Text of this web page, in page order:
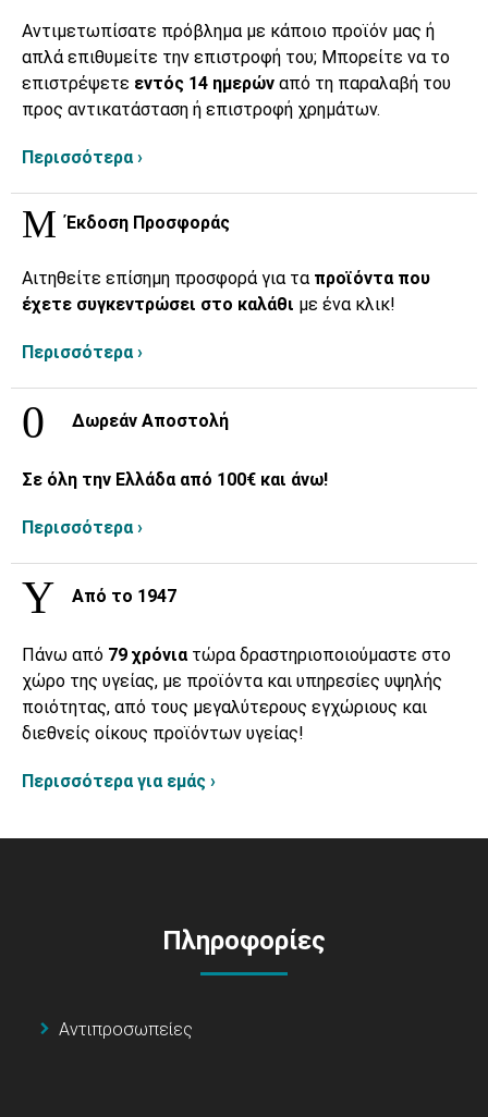
Αντιμετωπίσατε πρόβλημα με κάποιο προϊόν μας ή
απλά επιθυμείτε την επιστροφή του; Μπορείτε να το
επιστρέψετε εντός 14 ημερών από τη παραλαβή του
προς αντικατάσταση ή επιστροφή χρημάτων.
Περισσότερα ›
Έκδοση Προσφοράς
Αιτηθείτε επίσημη προσφορά για τα προϊόντα που
έχετε συγκεντρώσει στο καλάθι με ένα κλικ!
Περισσότερα ›
Δωρεάν Αποστολή
Σε όλη την Ελλάδα από 100€ και άνω!
Περισσότερα ›
Από το 1947
Πάνω από 79 χρόνια τώρα δραστηριοποιούμαστε στο
χώρο της υγείας, με προϊόντα και υπηρεσίες υψηλής
ποιότητας, από τους μεγαλύτερους εγχώριους και
διεθνείς οίκους προϊόντων υγείας!
Περισσότερα για εμάς ›
Πληροφορίες
Αντιπροσωπείες